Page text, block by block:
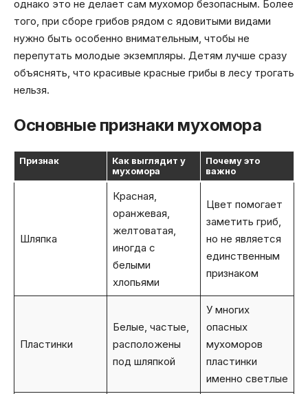
однако это не делает сам мухомор безопасным. Более
того, при сборе грибов рядом с ядовитыми видами
нужно быть особенно внимательным, чтобы не
перепутать молодые экземпляры. Детям лучше сразу
объяснять, что красивые красные грибы в лесу трогать
нельзя.
Основные признаки мухомора
Признак
Как выглядит у
мухомора
Почему это
важно
Шляпка
Красная,
оранжевая,
желтоватая,
иногда с
белыми
хлопьями
Цвет помогает
заметить гриб,
но не является
единственным
признаком
Пластинки
Белые, частые,
расположены
под шляпкой
У многих
опасных
мухоморов
пластинки
именно светлые